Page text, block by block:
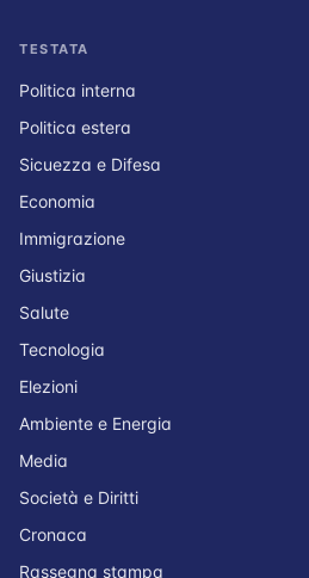
TESTATA
Politica interna
Politica estera
Sicuezza e Difesa
Economia
Immigrazione
Giustizia
Salute
Tecnologia
Elezioni
Ambiente e Energia
Media
Società e Diritti
Cronaca
Rassegna stampa